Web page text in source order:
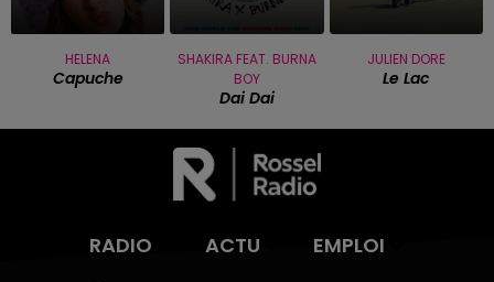
HELENA
Capuche
SHAKIRA FEAT. BURNA
BOY
Dai Dai
JULIEN DORE
Le Lac
RADIO ACTU
EMPLOI